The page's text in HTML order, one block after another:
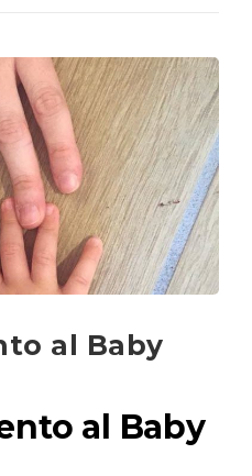
al Baby
al Baby